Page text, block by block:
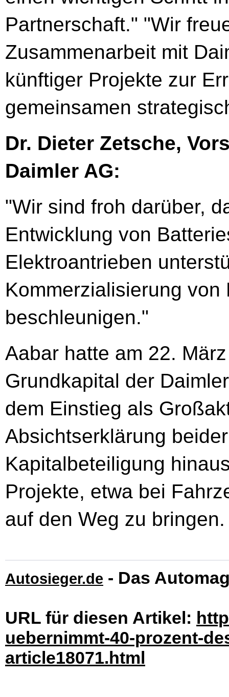
Partnerschaft." "Wir
Zusammenarbeit mit
künftiger Projekte zur
gemeinsamen
Dr. Dieter Zetsche,
Daimler AG:
"Wir sind froh darüber,
Entwicklung von
Elektroantrieben
Kommerzialisierung
beschleunigen."
Aabar hatte am 22.
Grundkapital der
dem Einstieg als
Absichtserklärung
Kapitalbeteiligung
Projekte, etwa bei
auf den Weg zu bringen.
Autosieger.de - Das
URL für diesen Artikel:
uebernimmt-40-prozent-
article18071.html